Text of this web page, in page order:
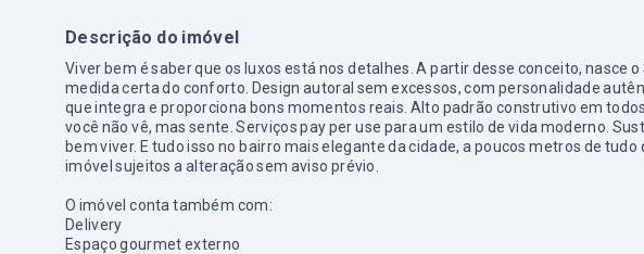
Descrição do imóvel
Viver bem é saber que os luxos está nos detalhes. A partir desse conceito, nasce
medida certa do conforto. Design autoral sem excessos, com personalidade
que integra e proporciona bons momentos reais. Alto padrão construtivo em
você não vê, mas sente. Serviços pay per use para um estilo de vida moderno.
bem viver. E tudo isso no bairro mais elegante da cidade, a poucos metros de
imóvel sujeitos a alteração sem aviso prévio.
O imóvel conta também com:
Delivery
Espaço gourmet externo